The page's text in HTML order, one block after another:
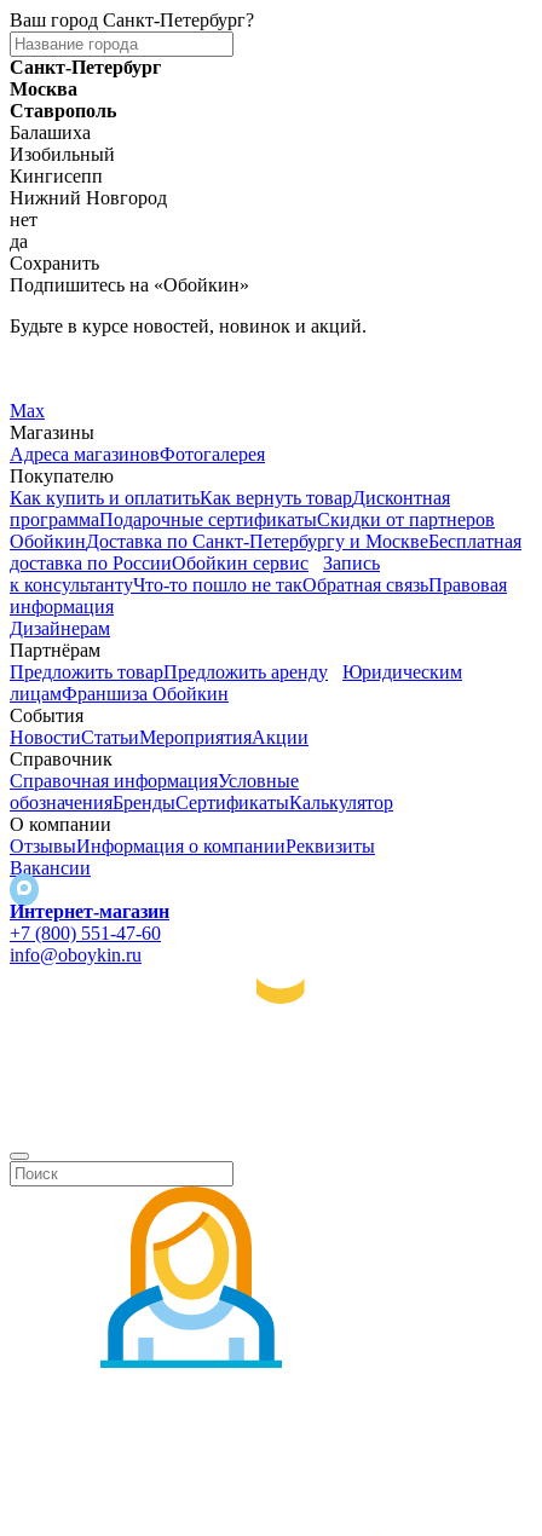
Ваш город Санкт-Петербург?
Санкт-Петербург
Москва
Ставрополь
Балашиха
Изобильный
Кингисепп
Нижний Новгород
нет
да
Сохранить
Подпишитесь на «Обойкин»
Будьте в курсе новостей, новинок и акций.
Max
Магазины
Адреса магазиновФотогалерея
Покупателю
Как купить и оплатитьКак вернуть товарДисконтная
программаПодарочные сертификатыСкидки от партнеров
ОбойкинДоставка по Санкт-Петербургу и МосквеБесплатная
доставка по РоссииОбойкин сервис
Запись
к консультантуЧто-то пошло не такОбратная связьПравовая
информация
Дизайнерам
Партнёрам
Предложить товарПредложить аренду
Юридическим
лицамФраншиза Обойкин
События
НовостиСтатьиМероприятияАкции
Справочник
Справочная информацияУсловные
обозначенияБрендыСертификатыКалькулятор
О компании
ОтзывыИнформация о компанииРеквизиты
Вакансии
Интернет-магазин
+7 (800) 551-47-60
info@oboykin.ru